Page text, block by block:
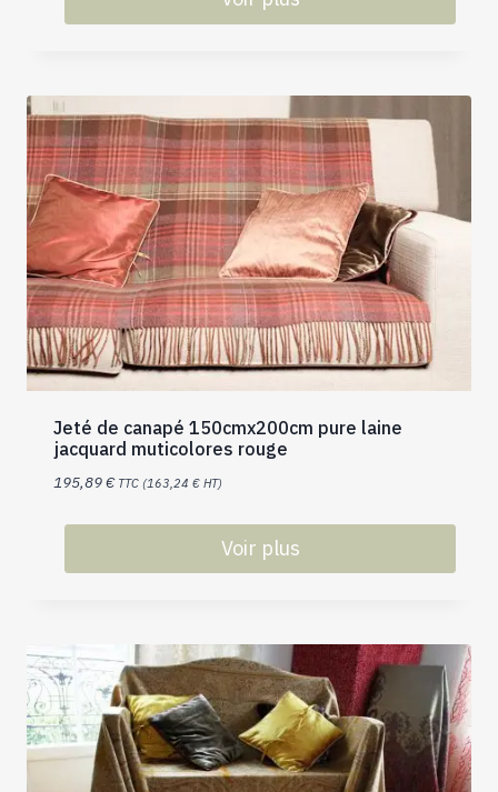
Jeté de canapé 150cmx200cm pure laine
jacquard muticolores rouge
195,89€ TTC (163,24 € HT)
Voir plus